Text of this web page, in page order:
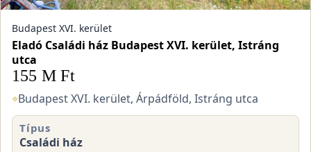
Budapest XVI. kerület
Eladó Családi ház Budapest XVI. kerület, Istráng
utca
155 M Ft
⌖Budapest XVI. kerület, Árpádföld, Istráng utca
Típus
Családi ház